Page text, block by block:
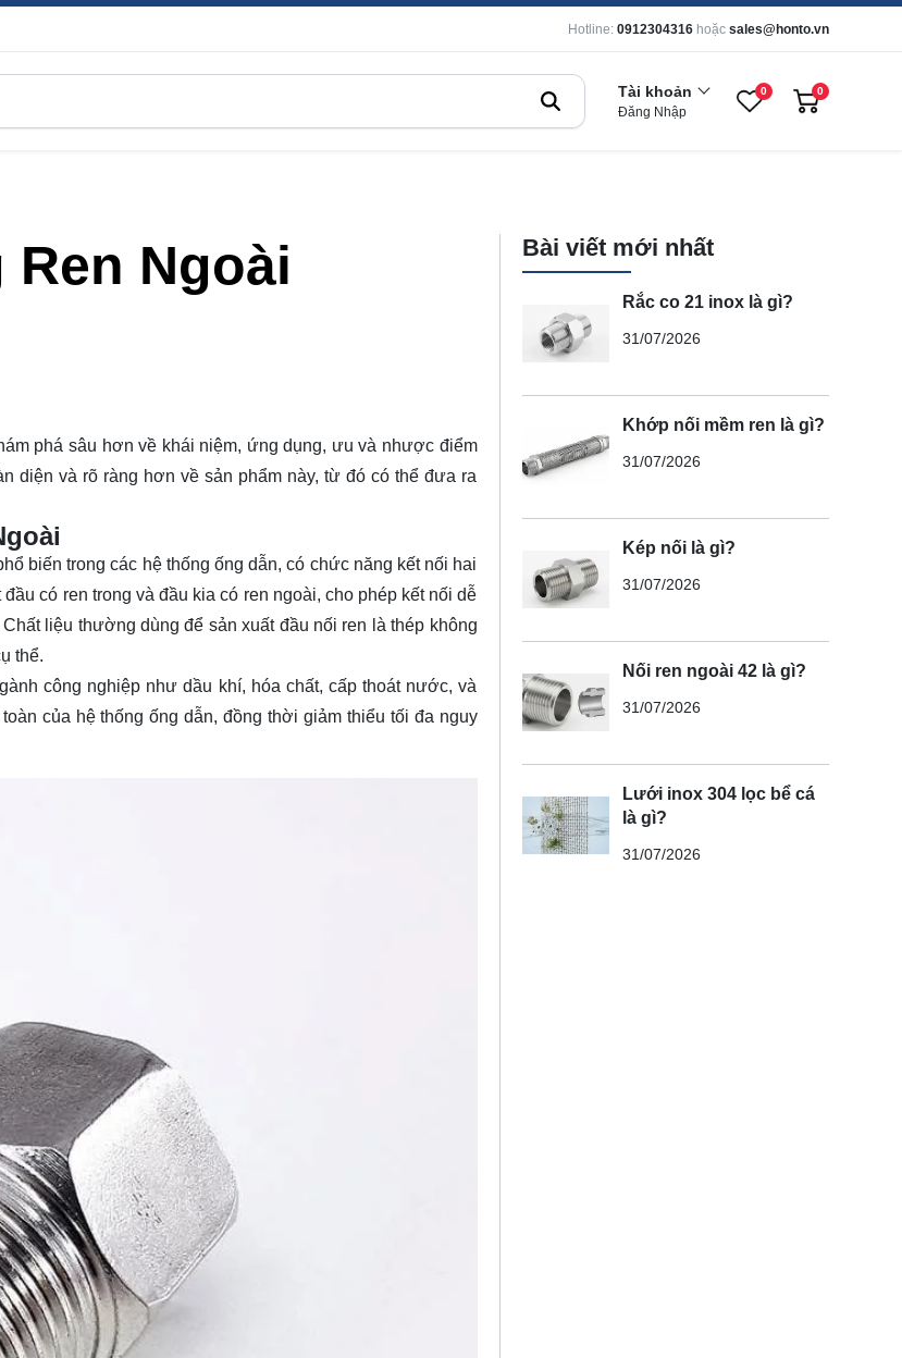
Hotline: 0912304316 hoặc sales@honto.vn
Tài khoản
Đăng Nhập
0 0
Ngoài
phá sâu hơn về khái niệm, ứng dụng, ưu và nhược điểm
diện và rõ ràng hơn về sản phẩm này, từ đó có thể đưa ra
biến trong các hệ thống ống dẫn, có chức năng kết nối hai
có ren trong và đầu kia có ren ngoài, cho phép kết nối dễ
liệu thường dùng để sản xuất đầu nối ren là thép không
thể.
công nghiệp như dầu khí, hóa chất, cấp thoát nước, và
của hệ thống ống dẫn, đồng thời giảm thiểu tối đa nguy
Bài viết mới nhất
Rắc co 21 inox là gì?
31/07/2026
Khớp nối mềm ren là gì?
31/07/2026
Kép nối là gì?
31/07/2026
Nối ren ngoài 42 là gì?
31/07/2026
Lưới inox 304 lọc bể cá
là gì?
31/07/2026